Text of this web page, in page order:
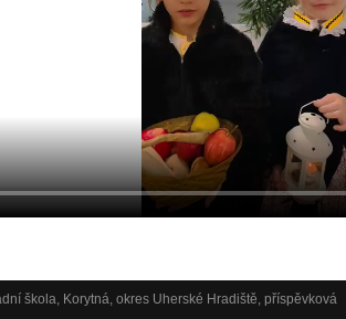
škola, Korytná, okres Uherské Hradiště, příspěvková